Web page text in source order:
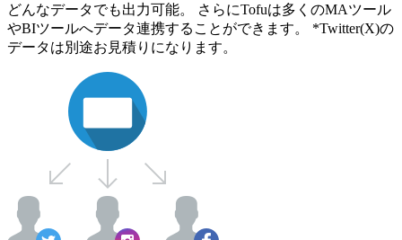
どんなデータでも出力可能。 さらにTofuは多くのMAツール
やBIツールへデータ連携することができます。 *Twitter(X)の
データは別途お見積りになります。